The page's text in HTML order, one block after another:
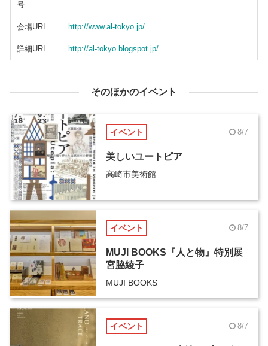
号
会場URL http://www.al-tokyo.jp/
詳細URL http://al-tokyo.blogspot.jp/
そのほかのイベント
イベント 8/7
美しいユートピア
高崎市美術館
イベント 8/7
MUJI BOOKS『人と物』特別展
宮脇綾子
MUJI BOOKS
イベント 8/7